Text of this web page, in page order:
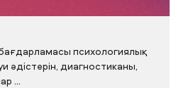
психологиялық
әдістерін, диагностиканы,
...